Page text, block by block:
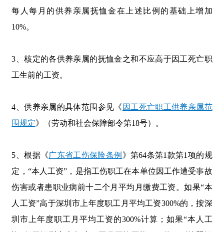
每人每月的供养亲属抚恤金在上述比例的基础上增加
10%。
3、核定的各供养亲属的抚恤金之和不应高于因工死亡职
工生前的工资。
4、供养亲属的具体范围 参见《 因工死亡职工供养亲属范
围规定》（劳动和社会保障部令第18号）。
5、根据《广东省工伤保险条例 》第64条第1款第1项的规
定，“本人工资”，是指工伤职工在本单位因工作遭受事故
伤害或者患职业病前十二个月平均月缴费工资。如果“本
人工资”高于深圳市 上年度职工月平均工资300%的，按深
圳市 上年度职工月平均工资的300%计算；如果“本人工